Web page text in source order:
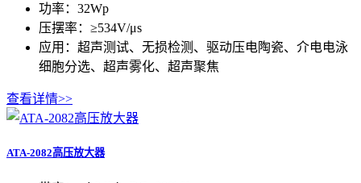
功率：32Wp
压摆率：≥534V/μs
应用：超声测试、无损检测、驱动压电陶瓷、介电电泳
细胞分选、超声雾化、超声聚焦
查看详情>>
ATA-2082高压放大器